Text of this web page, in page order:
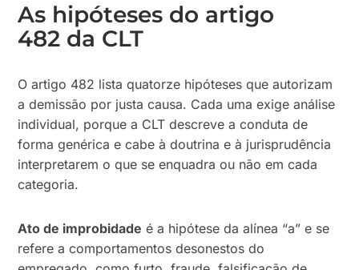
As hipóteses do artigo
482 da CLT
O artigo 482 lista quatorze hipóteses que autorizam
a demissão por justa causa. Cada uma exige análise
individual, porque a CLT descreve a conduta de
forma genérica e cabe à doutrina e à jurisprudência
interpretarem o que se enquadra ou não em cada
categoria.
Ato de improbidade é a hipótese da alínea “a” e se
refere a comportamentos desonestos do